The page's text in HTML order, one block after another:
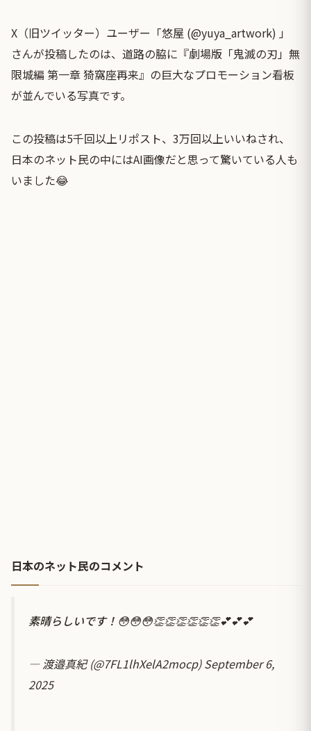
X（旧ツイッター）ユーザー「悠屋 (@yuya_artwork) 」
さんが投稿したのは、道路の脇に『劇場版「鬼滅の刃」無
限城編 第一章 猗窩座再来』の巨大なプロモーション看板
が並んでいる写真です。
この投稿は5千回以上リポスト、3万回以上いいねされ、
日本のネット民の中にはAI画像だと思って驚いている人も
いました😂
日本のネット民のコメント
素晴らしいです！😳😳😳👏👏👏👏👏👏💕💕💕
— 渡邉真紀 (@7FL1lhXelA2mocp)September 6,
2025